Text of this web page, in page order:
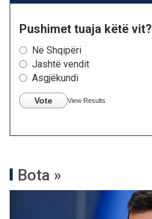
Pushimet tuaja këtë vit?
Në Shqipëri
Jashtë vendit
Asgjëkundi
Vote View Results
Bota »